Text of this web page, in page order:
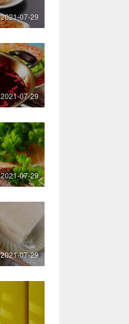
2021-07-29
2021-07-29
2021-07-29
2021-07-29